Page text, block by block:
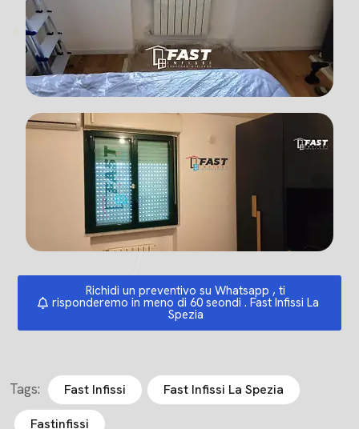
Richidi un preventivo su Whatsapp , ti
risponderemo in meno di 60 seondi . Fast Infissi La
Spezia
Tags: Fast Infissi Fast Infissi La Spezia
Fastinfissi